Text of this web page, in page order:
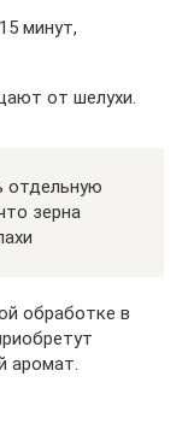
минут,
от шелухи.
отдельную
зерна
обработке в
аромат.